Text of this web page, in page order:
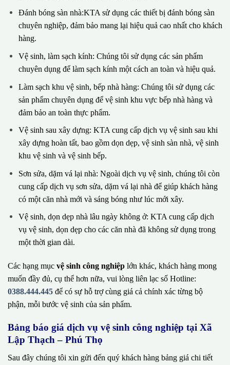
Đánh bóng sàn nhà:KTA sử dụng các thiết bị đánh bóng sàn
chuyên nghiệp, đảm bảo mang lại hiệu quả cao nhất cho khách
hàng.
Vệ sinh, làm sạch kính: Chúng tôi sử dụng các sản phẩm
chuyên dụng để làm sạch kính một cách an toàn và hiệu quả.
Làm sạch khu vệ sinh, bếp nhà hàng: Chúng tôi sử dụng các
sản phẩm chuyên dụng để vệ sinh khu vực bếp nhà hàng và
đảm bảo an toàn thực phẩm.
Vệ sinh sau xây dựng: KTA cung cấp dịch vụ vệ sinh sau khi
xây dựng hoàn tất, bao gồm dọn dẹp, vệ sinh sàn nhà, vệ sinh
khu vệ sinh và vệ sinh bếp.
Sơn sửa, dặm vá lại nhà: Ngoài dịch vụ vệ sinh, chúng tôi còn
cung cấp dịch vụ sơn sửa, dặm vá lại nhà để giúp khách hàng
có một căn nhà mới và sáng bóng như lúc mới xây.
Vệ sinh, dọn dẹp nhà lâu ngày không ở: KTA cung cấp dịch
vụ vệ sinh, dọn dẹp cho các căn nhà đã không sử dụng trong
một thời gian dài.
Các hạng mục vệ sinh công nghiệp lớn khác, khách hàng mong
muốn đầy đủ, cụ thể hơn nữa, vui lòng liên lạc số Hotline:
0388.444.445 để có sự hỗ trợ cùng giá cả chính xác từng bộ
phận, mỗi bước vệ sinh của sản phẩm.
Bảng báo giá dịch vụ vệ sinh công nghiệp tại Xã
Lập Thạch – Phú Thọ
Sau đây chúng tôi xin gửi đến quý khách hàng bảng giá chi tiết